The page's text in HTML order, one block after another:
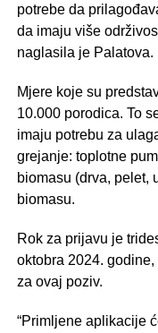
potrebe da
da imaju više
naglasila je Palatova.
Mjere koje su
10.000 porodica. To
imaju potrebu za
grejanje: toplotne
biomasu (drva, pelet,
biomasu.
Rok za prijavu je
oktobra 2024.
za ovaj poziv.
“Primljene aplikacije